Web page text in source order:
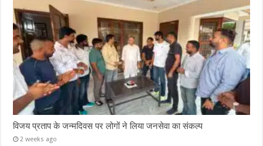
विजय प्रताप के जन्मदिवस पर लोगों ने लिया जनसेवा का संकल्प
2 weeks ago